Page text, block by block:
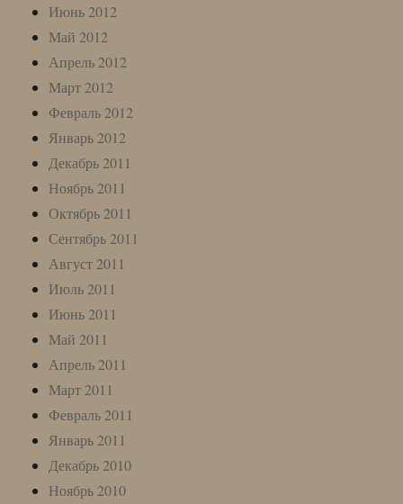
Июнь 2012
Май 2012
Апрель 2012
Март 2012
Февраль 2012
Январь 2012
Декабрь 2011
Ноябрь 2011
Октябрь 2011
Сентябрь 2011
Август 2011
Июль 2011
Июнь 2011
Май 2011
Апрель 2011
Март 2011
Февраль 2011
Январь 2011
Декабрь 2010
Ноябрь 2010